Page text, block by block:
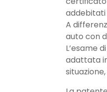
addebitati
A
auto con
L’esame
adattata